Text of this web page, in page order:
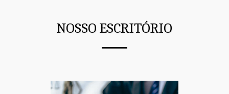
NOSSO ESCRITÓRIO